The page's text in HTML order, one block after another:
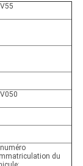
numéro
du